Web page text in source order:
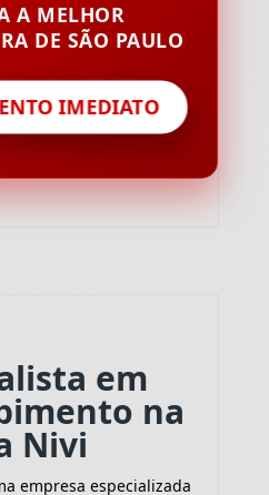
A MELHOR
DE SÃO PAULO
IMEDIATO
em
na
Nivi
empresa especializada